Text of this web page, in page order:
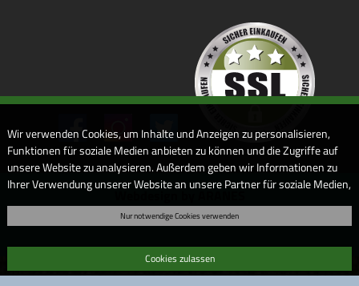
Webdesign by ARANES
Wir verwenden Cookies, um Inhalte und Anzeigen zu personalisieren,
Funktionen für soziale Medien anbieten zu können und die Zugriffe auf
unsere Website zu analysieren. Außerdem geben wir Informationen zu
Ihrer Verwendung unserer Website an unsere Partner für soziale Medien,
Informationen möglicherweise mit weiteren Daten zusammen, die Sie
Dienste gesammelt haben. Sofern Sie uns Ihre Einwilligung geben,
können Sie diese jederzeit in der Datenschutzerklärung wieder
Nur notwendige Cookies verwenden
Cookies zulassen